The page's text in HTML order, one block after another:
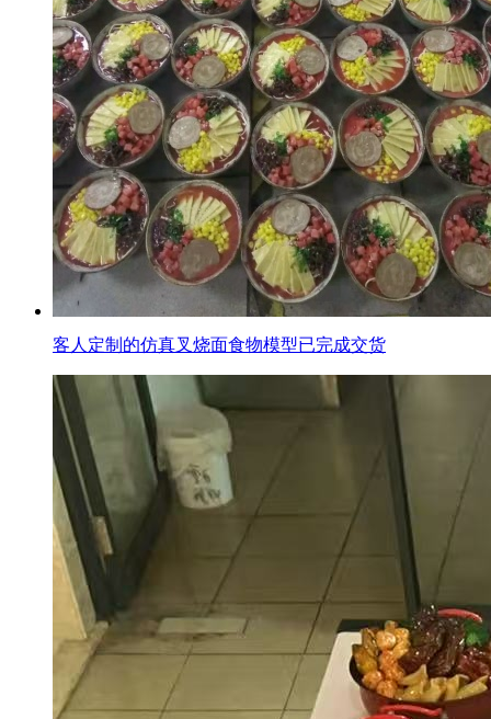
客人定制的仿真叉烧面食物模型已完成交货